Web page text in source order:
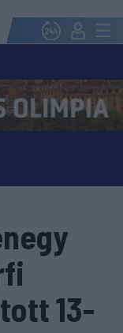
13-